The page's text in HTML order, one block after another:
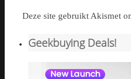
Deze site gebruikt Akismet
Geekbuying Deals!